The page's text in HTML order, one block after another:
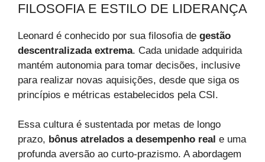
FILOSOFIA E ESTILO DE LIDERANÇA
Leonard é conhecido por sua filosofia de gestão
descentralizada extrema. Cada unidade adquirida
mantém autonomia para tomar decisões, inclusive
para realizar novas aquisições, desde que siga os
princípios e métricas estabelecidos pela CSI.
Essa cultura é sustentada por metas de longo
prazo, bônus atrelados a desempenho real e uma
profunda aversão ao curto-prazismo. A abordagem